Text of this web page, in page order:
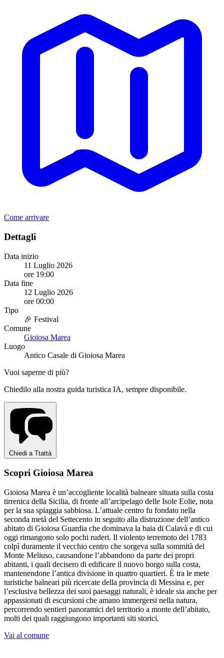
Come arrivare
Dettagli
Data inizio
11 Luglio 2026
ore 19:00
Data fine
12 Luglio 2026
ore 00:00
Tipo
🎉 Festival
Comune
Gioiosa Marea
Luogo
Antico Casale di Gioiosa Marea
Vuoi saperne di più?
Chiedilo alla nostra guida turistica IA, sempre disponibile.
Chiedi a Ttattà
Scopri Gioiosa Marea
Gioiosa Marea è un’accogliente località balneare situata sulla costa
tirrenica della Sicilia, di fronte all’arcipelago delle Isole Eolie, nota
per la sua spiaggia sabbiosa. L’attuale centro fu fondato nella
seconda metà del Settecento in seguito alla distruzione dell’antico
abitato di Gioiosa Guardia che dominava la baia di Calavà e di cui
oggi rimangono solo pochi ruderi. Il violento terremoto del 1783
colpì duramente il vecchio centro che sorgeva sulla sommità del
Monte Meliuso, causandone l’abbandono da parte dei propri
abitanti, i quali decisero di edificare il nuovo borgo sulla costa,
mantenendone l’antica divisione in quattro quartieri. È tra le mete
turistiche balneari più ricercate della provincia di Messina e, per
l’esclusiva bellezza dei suoi paesaggi naturali, è ideale sia anche per
appassionati di escursioni che amano immergersi nella natura,
percorrendo sentieri panoramici del territorio a monte dell’abitato,
molti dei quali raggiungono importanti siti storici.
Vai al comune